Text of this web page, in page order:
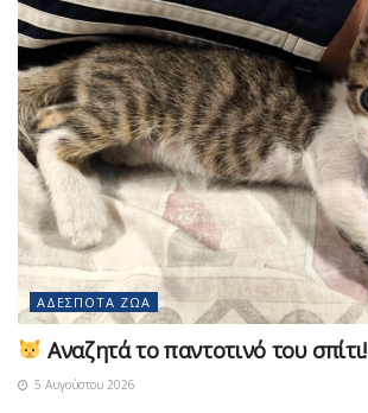
ΑΔΈΣΠΟΤΑ ΖΏΑ
Αναζητά το παντοτινό του σπίτι!
5 Αυγούστου 2026